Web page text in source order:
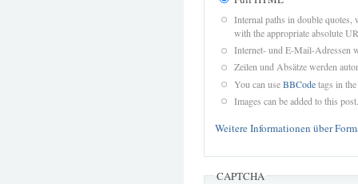
Internal paths in double quotes,
with the appropriate absolute
Internet- und E-Mail-Adressen
Zeilen und Absätze werden
You can useBBCodetags in
Images can be added to this post.
Weitere Informationen über
CAPTCHA